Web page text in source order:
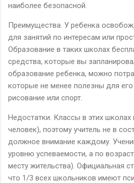
наиболее безопасной.
Преимущества. У ребенка
для занятий по интересам или
Образование в таких школах
средства, которые вы
образование ребенка, можно
которые не менее полезны для его
рисование или спорт.
Недостатки. Классы в этих
человек), поэтому учитель не в
должное внимание каждому.
уровню успеваемости, а по
месту жительства). Официальная
что 1/3 всех школьников имеют